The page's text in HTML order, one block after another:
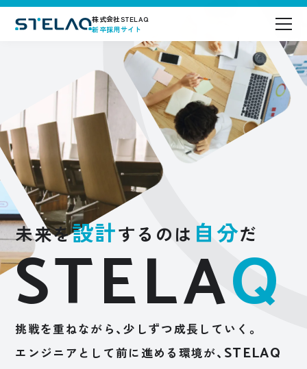
STELAQについて
事業内容
社員インタビュー
会社概要
募集要項
マイナビ新卒採用ENTRY
サイトマップ
プライバシーポリシー
株式会社STELAQ
新卒採用サイト
未来を設計するのは 自分だ
STELAQ
挑戦を重ねながら、少しずつ成長していく。
エンジニアとして前に進める環境が、 STELAQ